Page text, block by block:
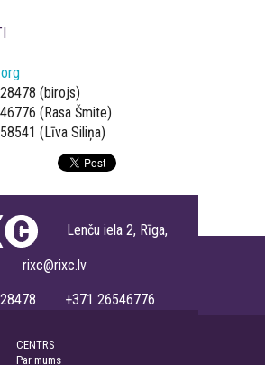
(birojs)
(Rasa Šmite)
(Līva Siliņa)
Lenču iela 2, Rīga,
rixc@rixc.lv
+371 26546776
CENTRS
Par mums